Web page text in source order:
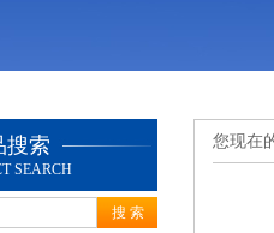
搜索
SEARCH
您现在